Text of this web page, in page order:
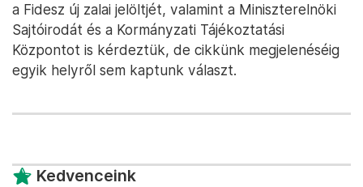
a Fidesz új zalai jelöltjét, valamint a Miniszterelnöki
Sajtóirodát és a Kormányzati Tájékoztatási
Központot is kérdeztük, de cikkünk megjelenéséig
egyik helyről sem kaptunk választ.
Kedvenceink